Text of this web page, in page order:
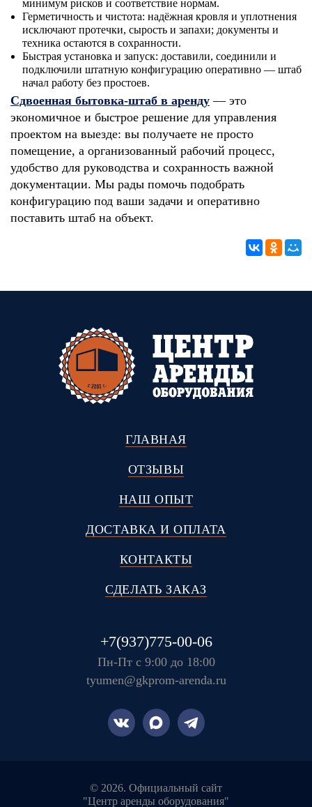
минимум рисков и соответствие нормам.
Герметичность и чистота: надёжная кровля и уплотнения
исключают протечки, сырость и запахи; документы и
техника остаются в сохранности.
Быстрая установка и запуск: доставили, соединили и
подключили штатную конфигурацию оперативно — штаб
начал работу без простоев.
Сдвоенная бытовка‑штаб в аренду — это
экономичное и быстрое решение для управления
проектом на выезде: вы получаете не просто
помещение, а организованный рабочий процесс,
удобство для руководства и сохранность важной
документации. Мы рады помочь подобрать
конфигурацию под ваши задачи и оперативно
поставить штаб на объект.
ГЛАВНАЯ
ОТЗЫВЫ
НАШ ОПЫТ
ДОСТАВКА И ОПЛАТА
КОНТАКТЫ
СДЕЛАТЬ ЗАКАЗ
+7(937)775-00-06
Пн-Пт с 9:00 до 18:00
tyumen@gkprom-arenda.ru
© 2026. Официальный сайт
"Центр аренды оборудования"